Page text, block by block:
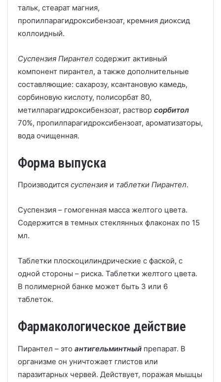
тальк, стеарат магния,
пропилпарагидроксибензоат, кремния диоксид
коллоидный.
Суспензия Пирантел содержит активный
компонент пирантел, а также дополнительные
составляющие: сахарозу, ксантановую камедь,
сорбиновую кислоту, полисорбат 80,
метилпарагидроксибензоат, раствор сорбитол
70%, пропилпарагидроксибензоат, ароматизаторы,
вода очищенная.
Форма выпуска
Производится суспензия и таблетки Пирантел.
Суспензия – гомогенная масса желтого цвета.
Содержится в темных стеклянных флаконах по 15
мл.
Таблетки плоскоцилиндрические с фаской, с
одной стороны – риска. Таблетки желтого цвета.
В полимерной банке может быть 3 или 6
таблеток.
Фармакологическое действие
Пирантел – это антигельминтный препарат. В
организме он уничтожает глистов или
паразитарных червей. Действует, поражая мышцы